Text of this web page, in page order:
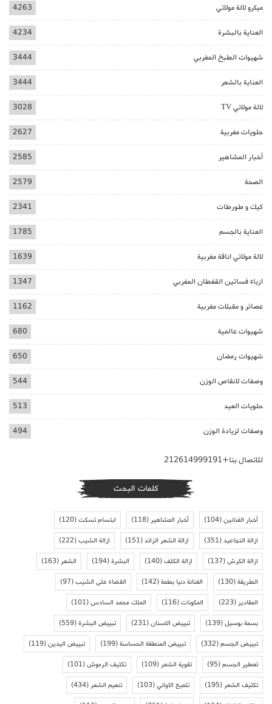
ميكرو لالة مولاتي 4263
العناية بالبشرة 4234
شهيوات الطبخ المغربي 3444
العناية بالشعر 3444
لالة مولاتي TV 3028
حلويات مغربية 2627
أخبار المشاهير 2585
الصحة 2579
كيك و طورطات 2341
العناية بالجسم 1785
لالة مولاتي اناقة مغربية 1639
ازياء فساتين القفطان المغربي 1347
عصائر و مقبلات مغربية 1162
شهيوات عالمية 680
شهيوات رمضان 650
وصفات لانقاص الوزن 544
حلويات العيد 513
وصفات لزيادة الوزن 494
للاتصال بنا+212614999191
كلمات البحث
أخبار الفنانين(104) أخبار المشاهير (118) ابتسام تسكت(120)
ازالة التجاعيد(351) ازالة الشعر الزائد(151) ازالة الشيب(222)
ازالة الكرش(137) ازالة الكلف(140) البشرة(194) الشعر (163)
الطريقة(130) الفنانة دنيا بطمة(142) القضاء على الشيب(97)
المقادير (223) المكونات(116) الملك محمد السادس(101)
بسمة بوسيل(139) تبييض الاسنان(231) تبييض البشرة(559)
تبييض الجسم(332) تبييض المنطقة الحساسة(199) تبييض اليدين(119)
تعطير الجسم(95) تقوية الشعر (109) تكثيف الرموش(101)
تكثيف الشعر (195) تلميع الاواني(103) تنعيم الشعر (434)